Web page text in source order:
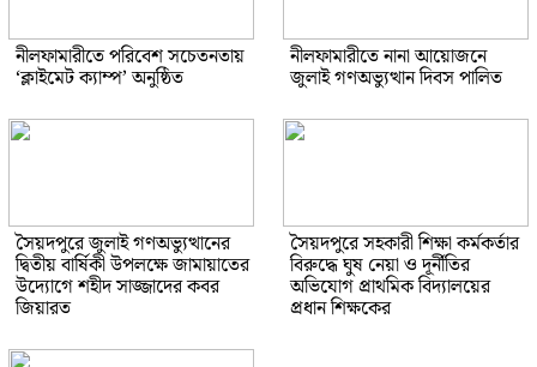
নীলফামারীতে পরিবেশ সচেতনতায়
‘ক্লাইমেট ক্যাম্প’ অনুষ্ঠিত
নীলফামারীতে নানা আয়োজনে
জুলাই গণঅভ্যুত্থান দিবস পালিত
সৈয়দপুরে জুলাই গণঅভ্যুত্থানের
দ্বিতীয় বার্ষিকী উপলক্ষে জামায়াতের
উদ্যোগে শহীদ সাজ্জাদের কবর
জিয়ারত
সৈয়দপুরে সহকারী শিক্ষা কর্মকর্তার
বিরুদ্ধে ঘুষ নেয়া ও দূর্নীতির
অভিযোগ প্রাথমিক বিদ্যালয়ের
প্রধান শিক্ষকের